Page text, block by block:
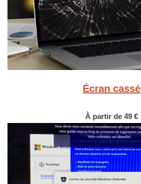
Écran cassé
À partir de 49 €